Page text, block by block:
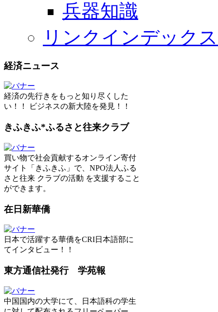
兵器知識
リンクインデックス
経済ニュース
経済の先行きをもっと知り尽くした
い！！ ビジネスの新大陸を発見！！
きふきふ*ふるさと往来クラブ
買い物で社会貢献するオンライン寄付
サイト「きふきふ」で、NPO法人ふる
さと往来 クラブの活動 を支援すること
ができます。
在日新華僑
日本で活躍する華僑をCRI日本語部に
てインタビュー！！
東方通信社発行 学苑報
中国国内の大学にて、日本語科の学生